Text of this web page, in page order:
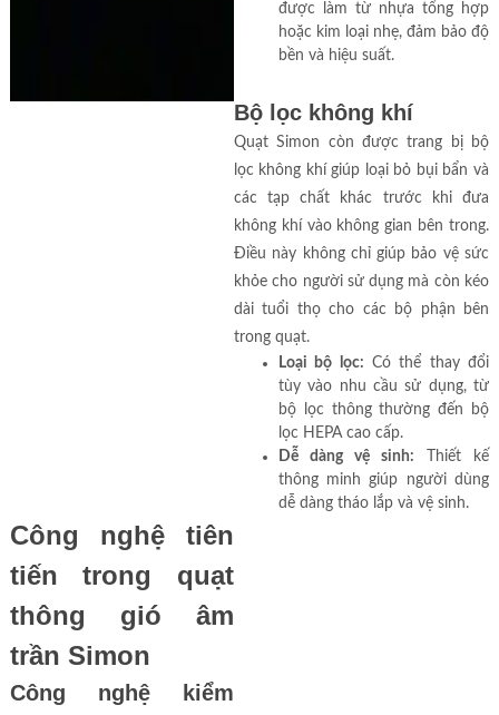
được làm từ nhựa tổng hợp
hoặc kim loại nhẹ, đảm bảo độ
bền và hiệu suất.
Bộ lọc không khí
Quạt Simon còn được trang bị bộ
lọc không khí giúp loại bỏ bụi bẩn và
các tạp chất khác trước khi đưa
không khí vào không gian bên trong.
Điều này không chỉ giúp bảo vệ sức
khỏe cho người sử dụng mà còn kéo
dài tuổi thọ cho các bộ phận bên
trong quạt.
Loại bộ lọc: Có thể thay đổi
tùy vào nhu cầu sử dụng, từ
bộ lọc thông thường đến bộ
lọc HEPA cao cấp.
Dễ dàng vệ sinh: Thiết kế
thông minh giúp người dùng
dễ dàng tháo lắp và vệ sinh.
Công nghệ tiên
tiến trong quạt
thông gió âm
trần Simon
Công nghệ kiểm